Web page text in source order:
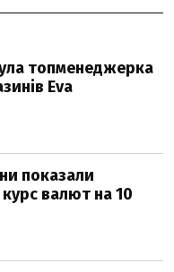
топменеджерка
Eva
показали
валют на 10